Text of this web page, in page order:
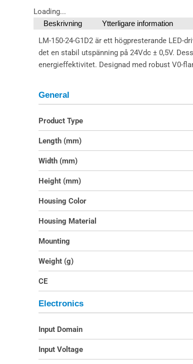
Loading...
Beskrivning Ytterligare information
LM-150-24-G1D2 är ett högpresterande LED-
det en stabil utspänning på 24Vdc ± 0,5V.
energieffektivitet. Designad med robust V0-
General
Product Type
Length (mm)
Width (mm)
Height (mm)
Housing Color
Housing Material
Mounting
Weight (g)
CE
Electronics
Input Domain
Input Voltage